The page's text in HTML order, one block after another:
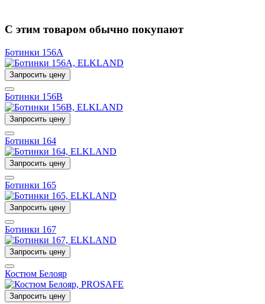
С этим товаром обычно покупают
Ботинки 156A
Запросить цену
Ботинки 156B
Запросить цену
Ботинки 164
Запросить цену
Ботинки 165
Запросить цену
Ботинки 167
Запросить цену
Костюм Белояр
Запросить цену